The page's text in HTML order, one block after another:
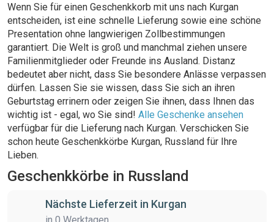
Wenn Sie für einen Geschenkkorb mit uns nach Kurgan
entscheiden, ist eine schnelle Lieferung sowie eine schöne
Presentation ohne langwierigen Zollbestimmungen
garantiert. Die Welt is groß und manchmal ziehen unsere
Familienmitglieder oder Freunde ins Ausland. Distanz
bedeutet aber nicht, dass Sie besondere Anlässe verpassen
dürfen. Lassen Sie sie wissen, dass Sie sich an ihren
Geburtstag errinern oder zeigen Sie ihnen, dass Ihnen das
wichtig ist - egal, wo Sie sind! Alle Geschenke ansehen
verfügbar für die Lieferung nach Kurgan. Verschicken Sie
schon heute Geschenkkörbe Kurgan, Russland für Ihre
Lieben.
Geschenkkörbe in Russland
Nächste Lieferzeit in Kurgan